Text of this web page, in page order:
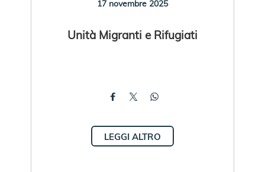
17 novembre 2025
Unità Migranti e Rifugiati
LEGGI ALTRO